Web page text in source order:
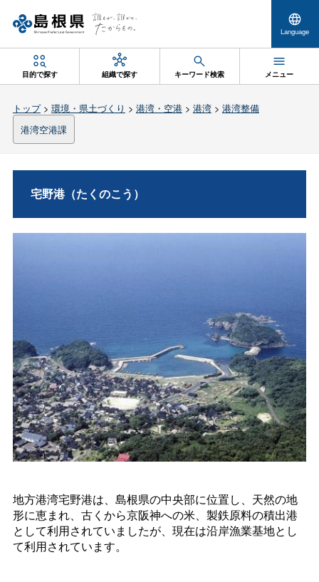
Language
目的で探す 組織で探す キーワード検索 メニュー
トップ> 環境・県土づくり > 港湾・空港> 港湾> 港湾整備
港湾空港課
宅野港（たくのこう）
地方港湾宅野港は、島根県の中央部に位置し、天然の地
形に恵まれ、古くから京阪神への米、製鉄原料の積出港
として利用されていましたが、現在は沿岸漁業基地とし
て利用されています。